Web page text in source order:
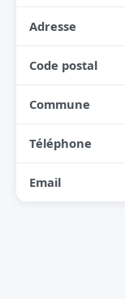
Adresse
Code postal
Commune
Téléphone
Email